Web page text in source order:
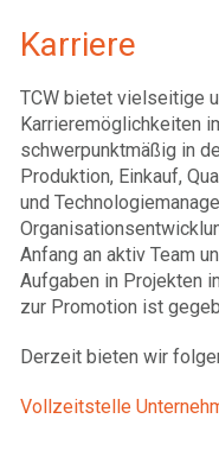
Karriere
TCW bietet vielseitige
Karrieremöglichkeiten
schwerpunktmäßig in
Produktion, Einkauf,
und
Anfang an aktiv Team
Aufgaben in Projekten
zur Promotion ist
Derzeit bieten wir
Vollzeitstelle